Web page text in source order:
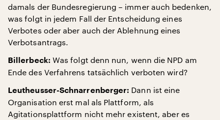
damals der Bundesregierung – immer auch bedenken,
was folgt in jedem Fall der Entscheidung eines
Verbotes oder aber auch der Ablehnung eines
Verbotsantrags.
Billerbeck: Was folgt denn nun, wenn die NPD am
Ende des Verfahrens tatsächlich verboten wird?
Leutheusser-Schnarrenberger: Dann ist eine
Organisation erst mal als Plattform, als
Agitationsplattform nicht mehr existent, aber es